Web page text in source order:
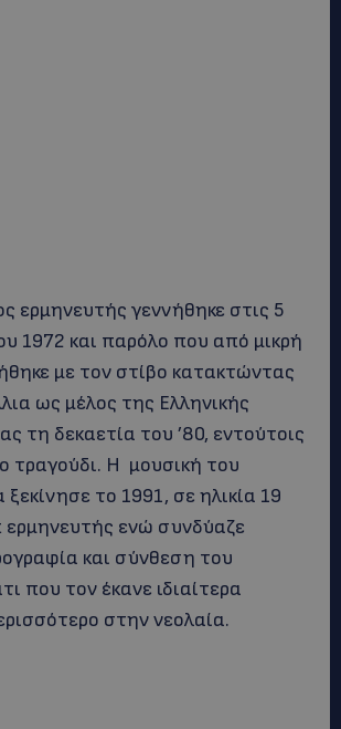
ερμηνευτής γεννήθηκε στις 5
1972 και παρόλο που από μικρή
με τον στίβο κατακτώντας
ως μέλος της Ελληνικής
τη δεκαετία του ’80, εντούτοις
τραγούδι. Η μουσική του
ξεκίνησε το 1991, σε ηλικία 19
ενώ συνδύαζε
και σύνθεση του
που τον έκανε ιδιαίτερα
στην νεολαία.